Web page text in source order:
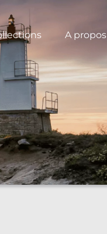
A propos